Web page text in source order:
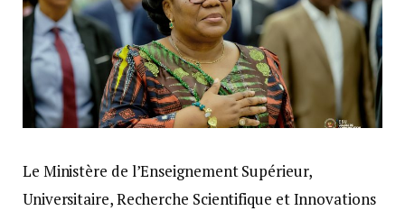
Le Ministère de l’Enseignement Supérieur,
Universitaire, Recherche Scientifique et Innovations